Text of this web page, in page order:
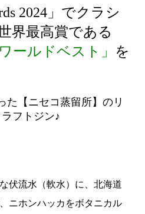
2024」でクラシ
界最高賞である
ールドベスト」 を
た【ニセコ蒸留所】のリ
フトジン♪
伏流水（軟水）に、北海道
ニホンハッカをボタニカル